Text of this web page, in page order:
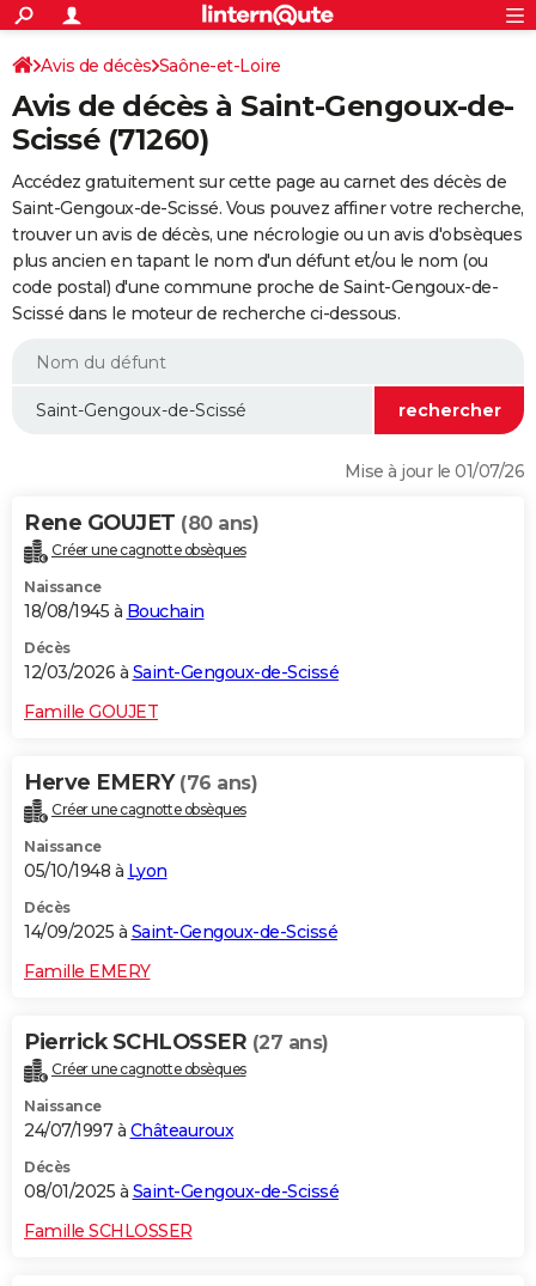
ACTUALITÉS
Politique
Société
Faits Divers
Education
Monde
Villes
+
SPORT
Coupe du monde 2026
Football
Tennis
Cyclisme
Rugby
Forum
CULTURE
FINANCE
Retraite
Impôts
Epargne
Immobilier
Risques naturels par ville
Banque
Assurance
Crédit
Essais
Réserver un essai
Citadines
Berlines
SUV
Forum auto
+
HIGH-TECH
Mobiles
Meilleur smartphone
Internet
Ordinateurs
Jeux vidéo
Guide high-tech
+
BRICOLAGE
Forum
Aménagement intérieur
Extérieur
Cuisine
Salle de bains
Jardinage
Rangement
WEEK-END
Guides de France
Escapades
Patrimoine
Expositions
Musées
Week-end nature
LIFESTYLE
Alimentation
Guide de la santé
Maladies
Médicaments
Sommeil
VOYAGE
Destinations
City break
Voyage nature
Voyage de noces
Forum
Climat
+PHOTO
GUIDES D'ACHAT
BONS PLANS
CARTE DE VOEUX
Dictionnaire
Biographies
Citations
Expressions
Proverbes
PROGRAMME TV
COPAINS D'AVANT
S'inscrire
Se connecter
Lycées
Collèges
Primaires
Universités
Entreprises
Service militaire
Avis de recherche
AVIS DE DÉCÈS
S'inscrire
Connexion
Avis de décès Saône-et-Loire
Avis de décès à Saint-Gengoux-de-
Scissé (71260)
Accédez gratuitement sur cette page au carnet des décès de
Saint-Gengoux-de-Scissé. Vous pouvez affiner votre recherche,
trouver un avis de décès, une nécrologie ou un avis d'obsèques
plus ancien en tapant le nom d'un défunt et/ou le nom (ou
code postal) d'une commune proche de Saint-Gengoux-de-
Scissé dans le moteur de recherche ci-dessous.
Mise à jour le 01/07/26
Rene GOUJET (80 ans)
Créer une cagnotte obsèques
Naissance
18/08/1945 à Bouchain
Décès
12/03/2026 à Saint-Gengoux-de-Scissé
Famille GOUJET
Herve EMERY (76 ans)
Créer une cagnotte obsèques
Naissance
05/10/1948 à Lyon
Décès
14/09/2025 à Saint-Gengoux-de-Scissé
Famille EMERY
Pierrick SCHLOSSER (27 ans)
Créer une cagnotte obsèques
Naissance
24/07/1997 à Châteauroux
Décès
08/01/2025 à Saint-Gengoux-de-Scissé
Famille SCHLOSSER